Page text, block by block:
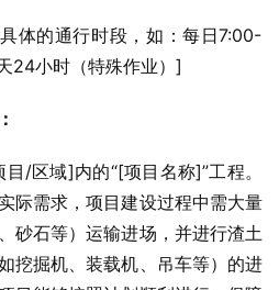
体的通行时段，如：每日7:00-
24小时（特殊作业）]
/区域]内的“[项目名称]”工程。
际需求，项目建设过程中需大量
砂石等）运输进场，并进行渣土
挖掘机、装载机、吊车等）的进